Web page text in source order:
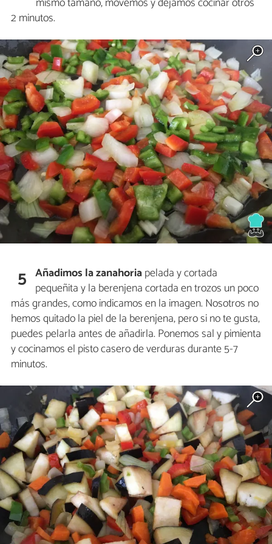
2 minutos.
5 Añadimos la zanahoriapelada y cortada
pequeñita y la berenjena cortada en trozos un poco
más grandes, como indicamos en la imagen. Nosotros no
hemos quitado la piel de la berenjena, pero si no te gusta,
puedes pelarla antes de añadirla. Ponemos sal y pimienta
y cocinamos el pisto casero de verduras durante 5-7
minutos.